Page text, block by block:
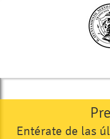
Entérate de las